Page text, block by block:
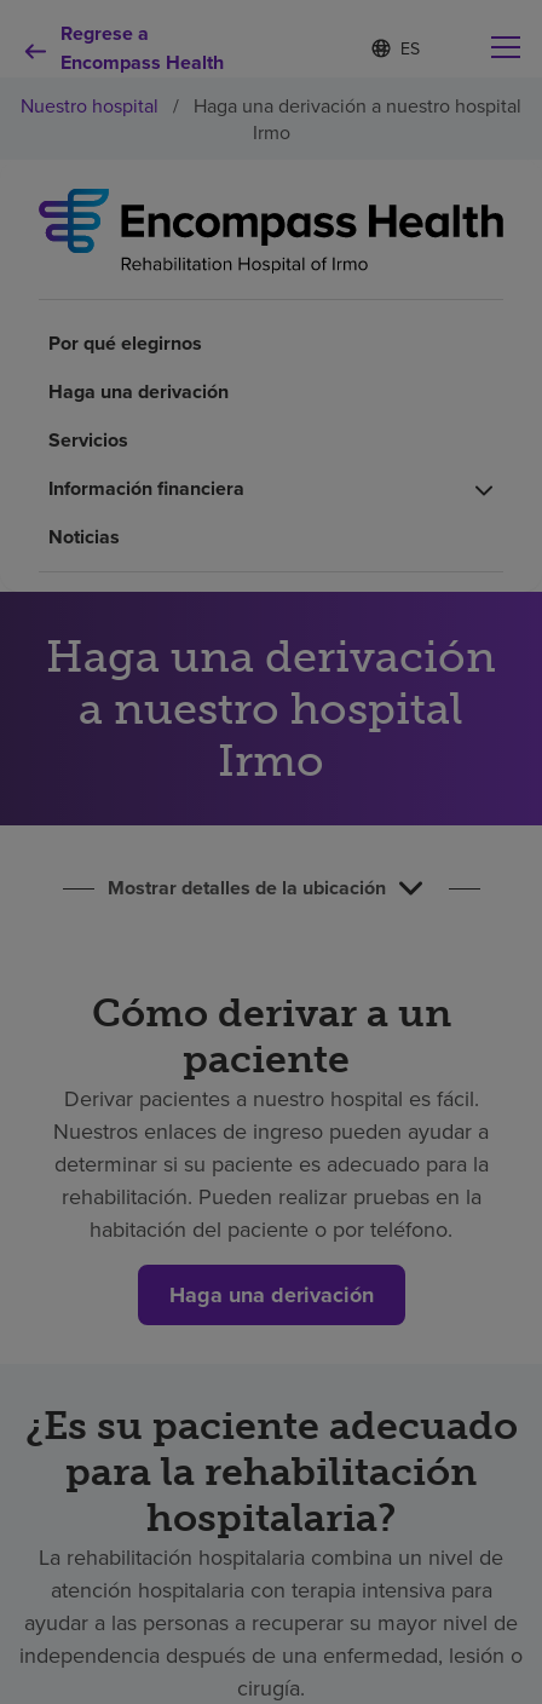
Regrese a
Encompass Health
Lista
de
contraída
d
o
e
Por qué debe elegirnos
Pacientes y cuidadores
Acerca de nosotros
Inversores
Nuestro hospital / Haga una derivación a nuestro hospital
Irmo
Por qué elegirnos
Haga una derivación
Servicios
Información financiera
Noticias
Haga una derivación
a nuestro hospital
Irmo
Mostrar detalles de la ubicación
Cómo derivar a un
paciente
Derivar pacientes a nuestro hospital es fácil.
Nuestros enlaces de ingreso pueden ayudar a
determinar si su paciente es adecuado para la
rehabilitación. Pueden realizar pruebas en la
habitación del paciente o por teléfono.
Haga una derivación
¿Es su paciente adecuado
para la rehabilitación
hospitalaria?
La rehabilitación hospitalaria combina un nivel de
atención hospitalaria con terapia intensiva para
ayudar a las personas a recuperar su mayor nivel de
independencia después de una enfermedad, lesión o
cirugía.